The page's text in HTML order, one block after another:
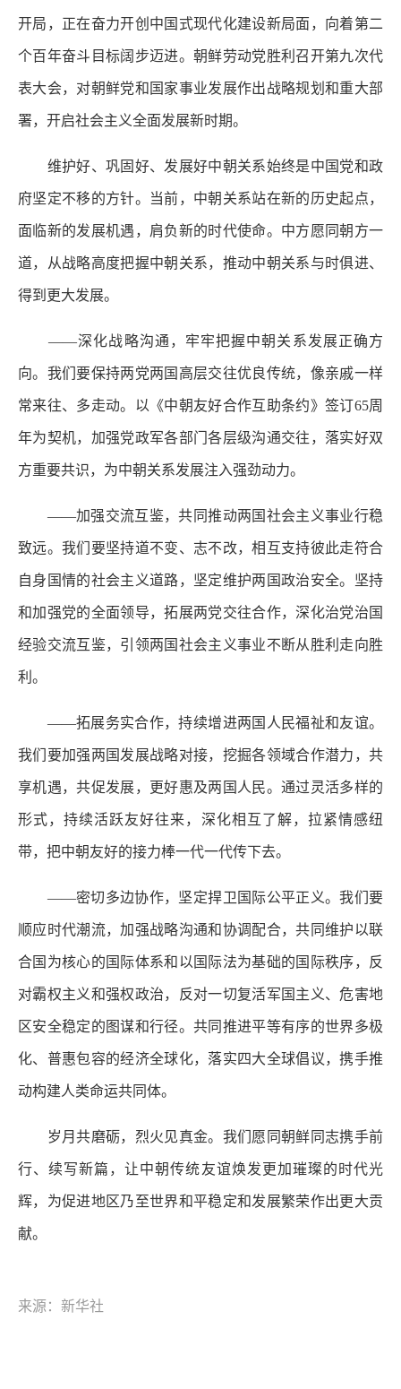
开局，正在奋力开创中国式现代化建设新局面，向着第二
个百年奋斗目标阔步迈进。朝鲜劳动党胜利召开第九次代
表大会，对朝鲜党和国家事业发展作出战略规划和重大部
署，开启社会主义全面发展新时期。
维护好、巩固好、发展好中朝关系始终是中国党和政
府坚定不移的方针。当前，中朝关系站在新的历史起点，
面临新的发展机遇，肩负新的时代使命。中方愿同朝方一
道，从战略高度把握中朝关系，推动中朝关系与时俱进、
得到更大发展。
——深化战略沟通，牢牢把握中朝关系发展正确方
向。我们要保持两党两国高层交往优良传统，像亲戚一样
常来往、多走动。以《中朝友好合作互助条约》签订65周
年为契机，加强党政军各部门各层级沟通交往，落实好双
方重要共识，为中朝关系发展注入强劲动力。
——加强交流互鉴，共同推动两国社会主义事业行稳
致远。我们要坚持道不变、志不改，相互支持彼此走符合
自身国情的社会主义道路，坚定维护两国政治安全。坚持
和加强党的全面领导，拓展两党交往合作，深化治党治国
经验交流互鉴，引领两国社会主义事业不断从胜利走向胜
利。
——拓展务实合作，持续增进两国人民福祉和友谊。
我们要加强两国发展战略对接，挖掘各领域合作潜力，共
享机遇，共促发展，更好惠及两国人民。通过灵活多样的
形式，持续活跃友好往来，深化相互了解，拉紧情感纽
带，把中朝友好的接力棒一代一代传下去。
——密切多边协作，坚定捍卫国际公平正义。我们要
顺应时代潮流，加强战略沟通和协调配合，共同维护以联
合国为核心的国际体系和以国际法为基础的国际秩序，反
对霸权主义和强权政治，反对一切复活军国主义、危害地
区安全稳定的图谋和行径。共同推进平等有序的世界多极
化、普惠包容的经济全球化，落实四大全球倡议，携手推
动构建人类命运共同体。
岁月共磨砺，烈火见真金。我们愿同朝鲜同志携手前
行、续写新篇，让中朝传统友谊焕发更加璀璨的时代光
辉，为促进地区乃至世界和平稳定和发展繁荣作出更大贡
献。
来源：新华社